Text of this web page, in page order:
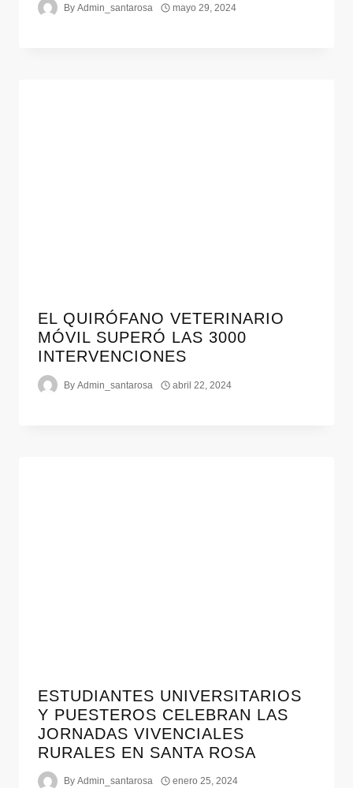
By Admin_santarosa mayo 29, 2024
EL QUIRÓFANO VETERINARIO
MÓVIL SUPERÓ LAS 3000
INTERVENCIONES
By Admin_santarosa abril 22, 2024
ESTUDIANTES UNIVERSITARIOS
Y PUESTEROS CELEBRAN LAS
JORNADAS VIVENCIALES
RURALES EN SANTA ROSA
By Admin_santarosa enero 25, 2024